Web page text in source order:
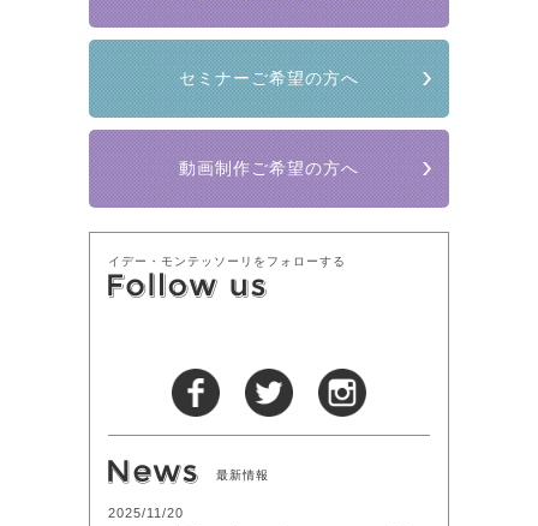
セミナーご希望の方へ
動画制作ご希望の方へ
イデー・モンテッソーリをフォローする
最新情報
2025/11/20